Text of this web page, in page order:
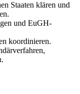
Staaten klären und
und EuGH-
koordinieren.